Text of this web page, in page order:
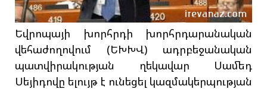
Եվրոպայի խորհրդի խորհրդարանական
վեհաժողովում (ԵԽԽՎ) ադրբեջանական
պատվիրակության ղեկավար Սամեդ
Սեյիդովը ելույթ է ունեցել կազմակերպության